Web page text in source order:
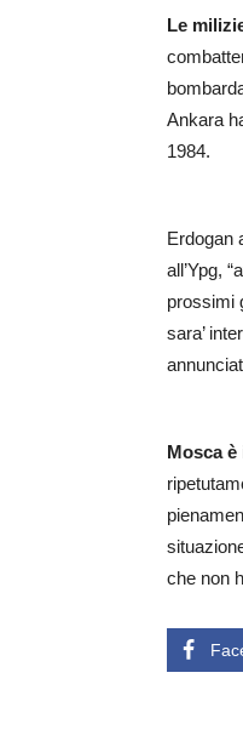
Le
Ankara
1984.
Erdogan
all’Ypg,
prossimi
sara’
Mosca è
che non